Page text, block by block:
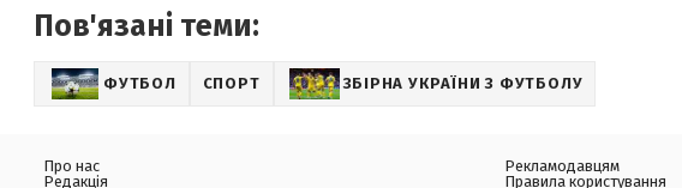
Пов'язані теми:
ФУТБОЛ СПОРТ ЗБІРНА УКРАЇНИ З ФУТБОЛУ
Про нас
Редакція
Рекламодавцям
Правила користування